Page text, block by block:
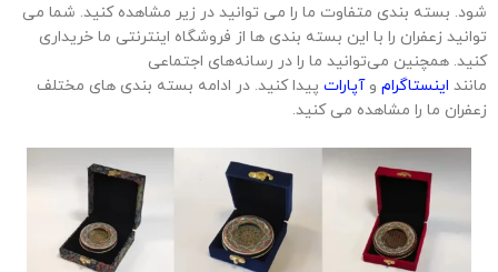
شود. بسته بندی متفاوت ما را می توانید در زیر مشاهده کنید. شما می
توانید زعفران را با این بسته بندی ها از فروشگاه اینترنتی ما خریداری
کنید. همچنین می‌توانید ما را در رسانه‌های اجتماعی
مانند اینستاگرام وآپارات پیدا کنید. در ادامه بسته بندی های مختلف
زعفران ما را مشاهده می کنید.